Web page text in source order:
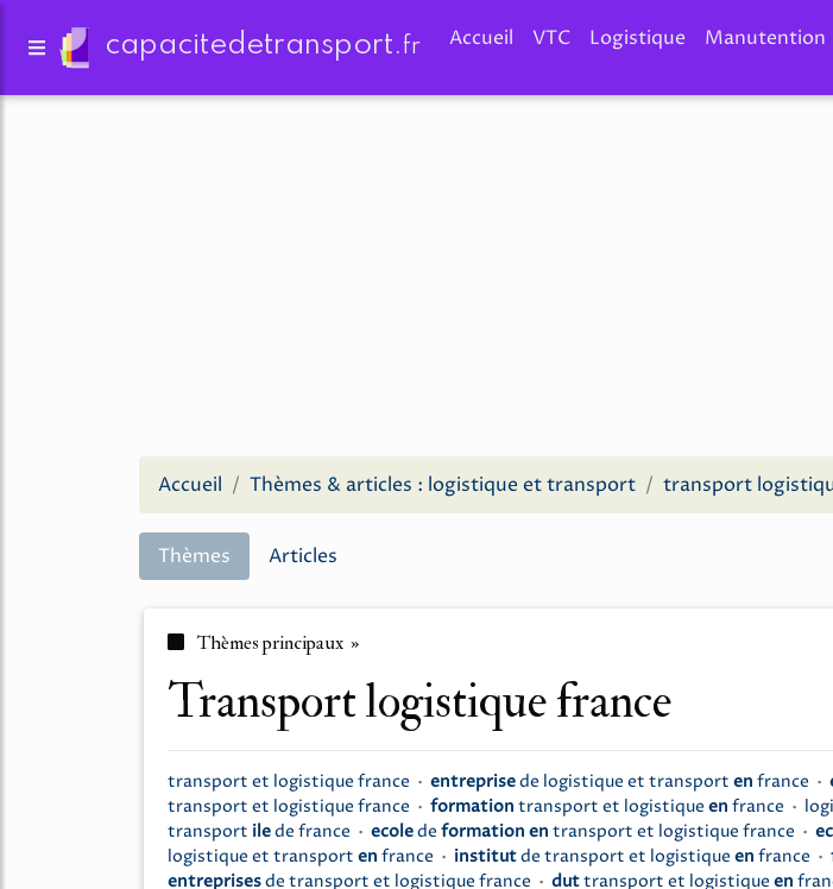
capacitedetransport. fr Accueil VTC Logistique Manutention
Accueil Thèmes & articles : logistique et transport transport
Thèmes Articles
Thèmes principaux »
transport logistique france
transport et logistique france • entreprisede logistique et transport en france •
transport et logistique france • formation transport et logistique en france •
transport ilede france • ecolede formation en transport et logistique france •
logistique et transport en france • institutde transport et logistique en france •
entreprisesde transport et logistique france • duttransport et logistique en